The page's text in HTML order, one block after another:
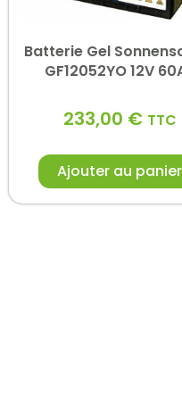
Batterie Gel
GF12052YO 12V
233,00 € TTC
Ajouter au panier